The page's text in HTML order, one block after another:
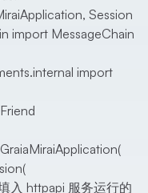
Session
import MessageChain
import
入 httpapi 服务运行的